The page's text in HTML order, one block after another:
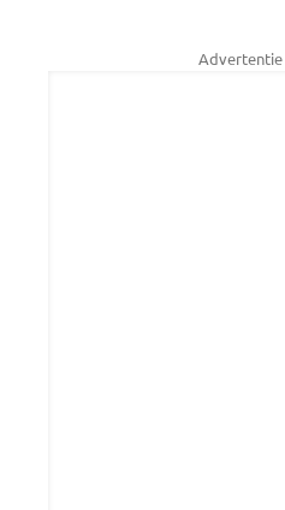
Advertentie